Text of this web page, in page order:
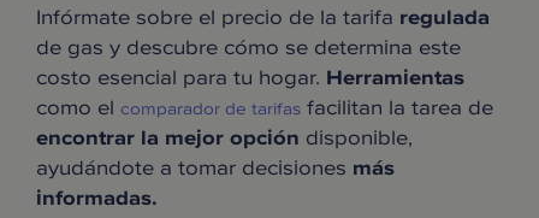
Infórmate sobre el precio de la tarifa regulada
de gas y descubre cómo se determina este
costo esencial para tu hogar. Herramientas
como el comparador de tarifas facilitan la tarea de
encontrar la mejor opción disponible,
ayudándote a tomar decisiones más
informadas.